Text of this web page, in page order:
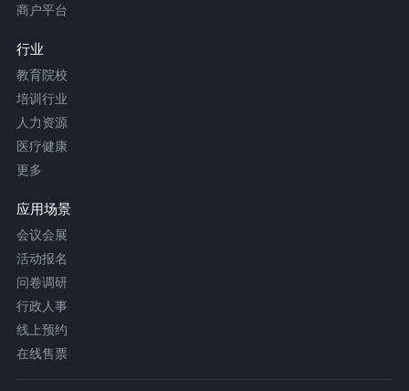
商户平台
行业
教育院校
培训行业
人力资源
医疗健康
更多
应用场景
会议会展
活动报名
问卷调研
行政人事
线上预约
在线售票